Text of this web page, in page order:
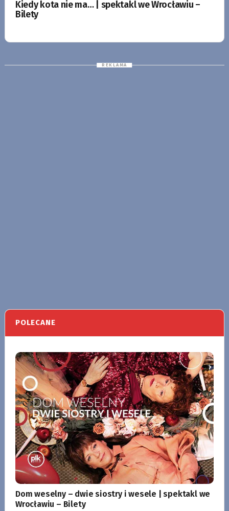
Kiedy kota nie ma… | spektakl we Wrocławiu –
Bilety
POLECANE
Dom weselny – dwie siostry i wesele | spektakl we
Wrocławiu – Bilety